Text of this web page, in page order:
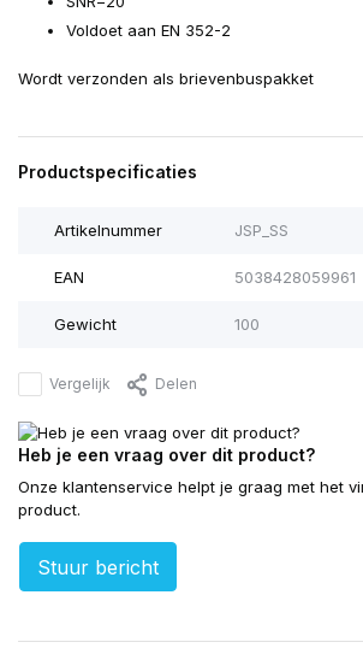
Voldoet aan EN 352-2
Wordt verzonden als brievenbuspakket
Productspecificaties
Artikelnummer JSP_SS
EAN 5038428059961
Gewicht 100
Vergelijk Delen
Heb je een vraag over dit product?
Onze klantenservice helpt je graag met het
product.
Stuur bericht